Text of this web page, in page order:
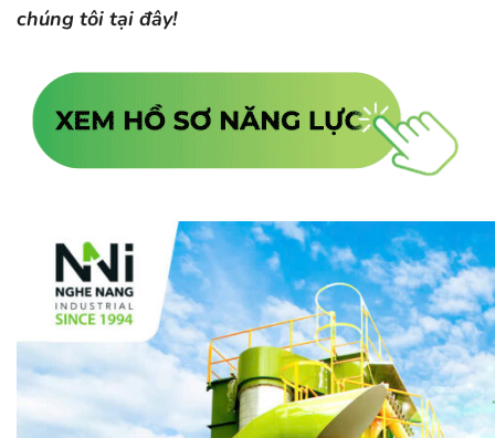
chúng tôi tại đây!